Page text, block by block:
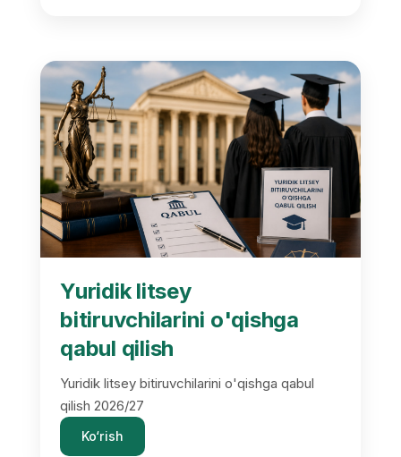
Yuridik litsey
bitiruvchilarini o'qishga
qabul qilish
Yuridik litsey bitiruvchilarini o'qishga qabul
qilish 2026/27
Ko‘rish